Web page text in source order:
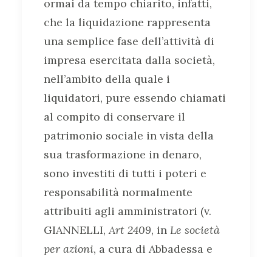
ormai da tempo chiarito, infatti,
che la liquidazione rappresenta
una semplice fase dell’attività di
impresa esercitata dalla società,
nell’ambito della quale i
liquidatori, pure essendo chiamati
al compito di conservare il
patrimonio sociale in vista della
sua trasformazione in denaro,
sono investiti di tutti i poteri e
responsabilità normalmente
attribuiti agli amministratori (v.
GIANNELLI,Art 2409, in Le società
per azioni, a cura di Abbadessa e